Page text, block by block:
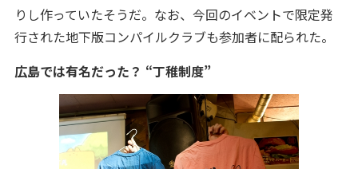
りし作っていたそうだ。なお、今回のイベントで限定発
行された地下版コンパイルクラブも参加者に配られた。
広島では有名だった？ “丁稚制度”